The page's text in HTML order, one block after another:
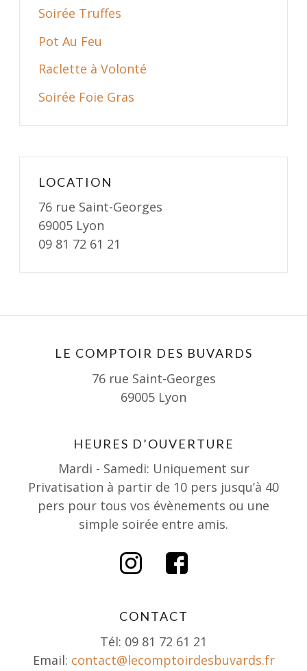
Soirée Truffes
Pot Au Feu
Raclette à Volonté
Soirée Foie Gras
LOCATION
76 rue Saint-Georges
69005 Lyon
09 81 72 61 21
LE COMPTOIR DES BUVARDS
76 rue Saint-Georges
69005 Lyon
HEURES D’OUVERTURE
Mardi - Samedi: Uniquement sur
Privatisation à partir de 10 pers jusqu’à 40
pers pour tous vos évènements ou une
simple soirée entre amis.
CONTACT
Tél: 09 81 72 61 21
Email: contact@lecomptoirdesbuvards.fr